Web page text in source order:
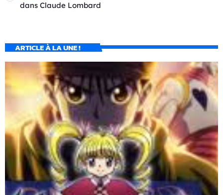
dans Claude Lombard
ARTICLE À LA UNE !